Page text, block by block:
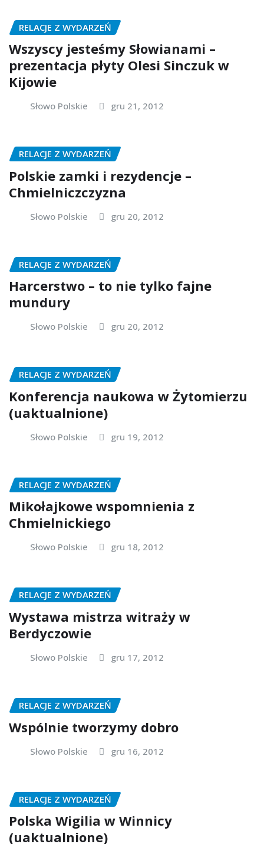
RELACJE Z WYDARZEŃ
Wszyscy jesteśmy Słowianami –
prezentacja płyty Olesi Sinczuk w
Kijowie
Słowo Polskie gru 21, 2012
RELACJE Z WYDARZEŃ
Polskie zamki i rezydencje –
Chmielniczczyzna
Słowo Polskie gru 20, 2012
RELACJE Z WYDARZEŃ
Harcerstwo – to nie tylko fajne
mundury
Słowo Polskie gru 20, 2012
RELACJE Z WYDARZEŃ
Konferencja naukowa w Żytomierzu
(uaktualnione)
Słowo Polskie gru 19, 2012
RELACJE Z WYDARZEŃ
Mikołajkowe wspomnienia z
Chmielnickiego
Słowo Polskie gru 18, 2012
RELACJE Z WYDARZEŃ
Wystawa mistrza witraży w
Berdyczowie
Słowo Polskie gru 17, 2012
RELACJE Z WYDARZEŃ
Wspólnie tworzymy dobro
Słowo Polskie gru 16, 2012
RELACJE Z WYDARZEŃ
Polska Wigilia w Winnicy
(uaktualnione)